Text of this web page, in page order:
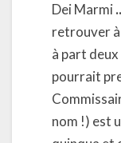
Dei Marmi..
retrouver à
à part
pourrait
nom !) est